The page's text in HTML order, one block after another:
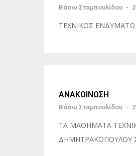
Βάσω Σταμπουλίδου -
ΤΕΧΝΙΚΟΣ
ΑΝΑΚΟΙΝΩΣΗ
Βάσω Σταμπουλίδου -
ΤΑ ΜΑΘΗΜΑΤΑ
ΔΗΜΗΤΡΑΚΟΠΟΥΛΟΥ